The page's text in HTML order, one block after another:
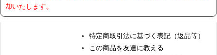
却いたします。
特定商取引法に基づく表記（返品等）
この商品を友達に教える